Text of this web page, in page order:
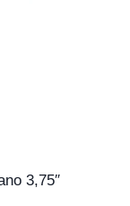
3,75″